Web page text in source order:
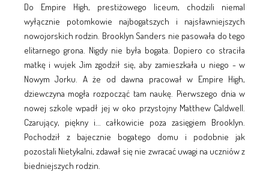
Do Empire High, prestiżowego liceum, chodzili niemal
wyłącznie potomkowie najbogatszych i najsławniejszych
nowojorskich rodzin. Brooklyn Sanders nie pasowała do tego
elitarnego grona. Nigdy nie była bogata. Dopiero co straciła
matkę i wujek Jim zgodził się, aby zamieszkała u niego - w
Nowym Jorku. A że od dawna pracował w Empire High,
dziewczyna mogła rozpocząć tam naukę. Pierwszego dnia w
nowej szkole wpadł jej w oko przystojny Matthew Caldwell.
Czarujący, piękny i... całkowicie poza zasięgiem Brooklyn.
Pochodził z bajecznie bogatego domu i podobnie jak
pozostali Nietykalni, zdawał się nie zwracać uwagi na uczniów z
biedniejszych rodzin.